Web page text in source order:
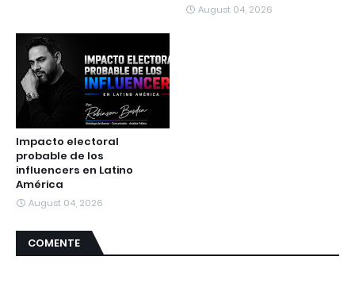
August 04, 2026
Impacto electoral
probable de los
influencers en Latino
América
August 04, 2026
COMENTE